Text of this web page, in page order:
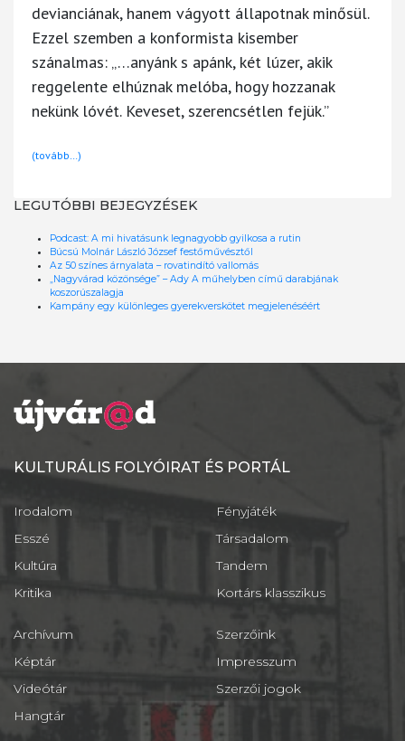
devianciának, hanem vágyott állapotnak minősül.
Ezzel szemben a konformista kisember
szánalmas: „…anyánk s apánk, két lúzer, akik
reggelente elhúznak melóba, hogy hozzanak
nekünk lóvét. Keveset, szerencsétlen fejük.”
(tovább…)
LEGUTÓBBI BEJEGYZÉSEK
Podcast: A mi hivatásunk legnagyobb gyilkosa a rutin
Búcsú Molnár László József festőművésztől
Az 50 színes árnyalata – rovatindító vallomás
„Nagyvárad közönsége” – Ady A műhelyben című darabjának
koszorúszalagja
Kampány egy különleges gyerekverskötet megjelenéséért
KULTURÁLIS FOLYÓIRAT ÉS PORTÁL
Irodalom
Esszé
Kultúra
Kritika
Fényjáték
Társadalom
Tandem
Kortárs klasszikus
Archívum
Képtár
Videótár
Hangtár
Szerzőink
Impresszum
Szerzői jogok